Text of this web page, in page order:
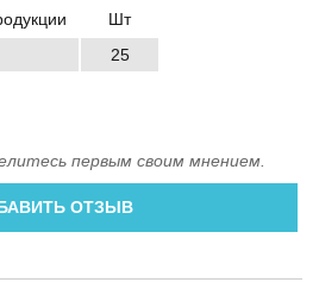
Шт
25
первым своим мнением.
ОТЗЫВ